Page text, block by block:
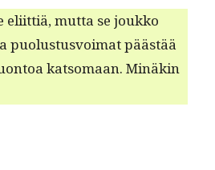
eli­it­tiä, mut­ta se joukko
puo­lus­tusvoimat päästää
kat­so­maan. Minäkin